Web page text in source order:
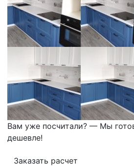
Вам уже посчитали? — Мы
дешевле!
Заказать расчет